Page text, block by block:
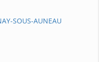
SOUS-AUNEAU